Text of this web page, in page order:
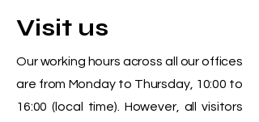
Visit us
Our working hours across all our offices
are from Monday to Thursday, 10:00 to
16:00 (local time). However, all visitors